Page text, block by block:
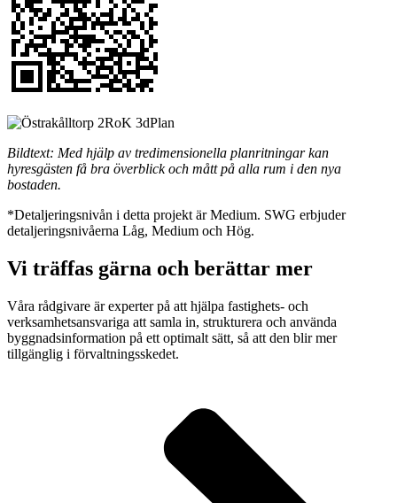
Bildtext: Med hjälp av tredimensionella planritningar kan
hyresgästen få bra överblick och mått på alla rum i den nya
bostaden.
*Detaljeringsnivån i detta projekt är Medium. SWG erbjuder
detaljeringsnivåerna Låg, Medium och Hög.
Vi träffas gärna och berättar mer
Våra rådgivare är experter på att hjälpa fastighets- och
verksamhetsansvariga att samla in, strukturera och använda
byggnadsinformation på ett optimalt sätt, så att den blir mer
tillgänglig i förvaltningsskedet.